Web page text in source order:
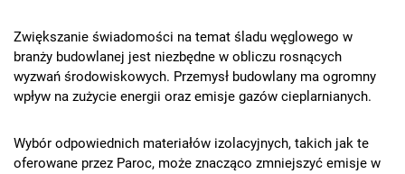
Zwiększanie świadomości na temat śladu węglowego w
branży budowlanej jest niezbędne w obliczu rosnących
wyzwań środowiskowych. Przemysł budowlany ma ogromny
wpływ na zużycie energii oraz emisje gazów cieplarnianych.
Wybór odpowiednich materiałów izolacyjnych, takich jak te
oferowane przez Paroc, może znacząco zmniejszyć emisje w